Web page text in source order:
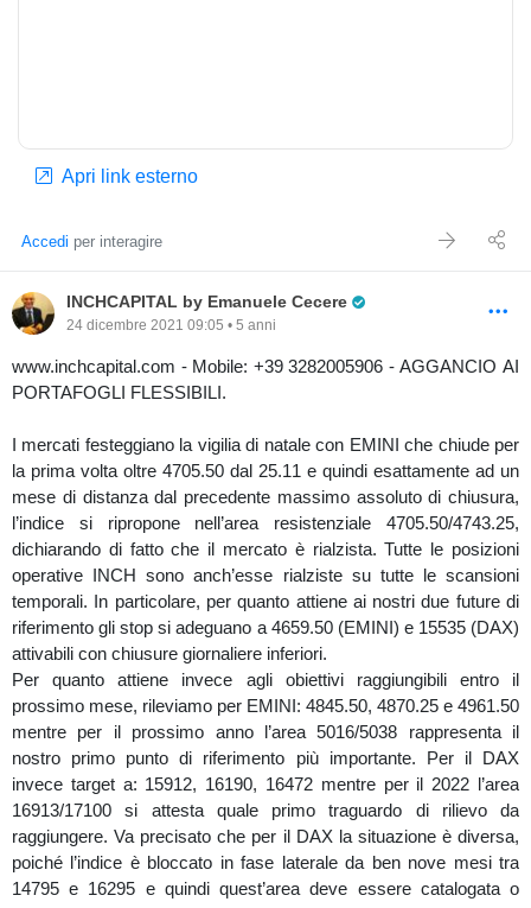
Apri link esterno
Accedi per interagire
INCHCAPITAL by Emanuele Cecere
24 dicembre 2021 09:05 • 5 anni
www.inchcapital.com - Mobile: +39 3282005906 - AGGANCIO AI
PORTAFOGLI FLESSIBILI.
I mercati festeggiano la vigilia di natale con EMINI che chiude per
la prima volta oltre 4705.50 dal 25.11 e quindi esattamente ad un
mese di distanza dal precedente massimo assoluto di chiusura,
l’indice si ripropone nell’area resistenziale 4705.50/4743.25,
dichiarando di fatto che il mercato è rialzista. Tutte le posizioni
operative INCH sono anch’esse rialziste su tutte le scansioni
temporali. In particolare, per quanto attiene ai nostri due future di
riferimento gli stop si adeguano a 4659.50 (EMINI) e 15535 (DAX)
attivabili con chiusure giornaliere inferiori.
Per quanto attiene invece agli obiettivi raggiungibili entro il
prossimo mese, rileviamo per EMINI: 4845.50, 4870.25 e 4961.50
mentre per il prossimo anno l’area 5016/5038 rappresenta il
nostro primo punto di riferimento più importante. Per il DAX
invece target a: 15912, 16190, 16472 mentre per il 2022 l’area
16913/17100 si attesta quale primo traguardo di rilievo da
raggiungere. Va precisato che per il DAX la situazione è diversa,
poiché l’indice è bloccato in fase laterale da ben nove mesi tra
14795 e 16295 e quindi quest’area deve essere catalogata o